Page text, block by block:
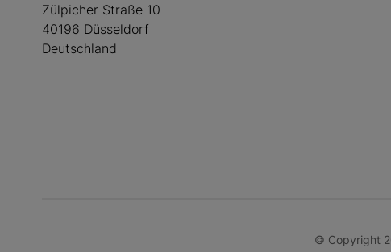
Zülpicher Straße 10
40196 Düsseldorf
Deutschland
© Copyright